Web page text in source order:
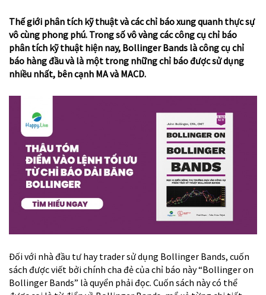
Thế giới phân tích kỹ thuật và các chỉ báo xung quanh thực sự
vô cùng phong phú. Trong số vô vàng các công cụ chỉ báo
phân tích kỹ thuật hiện nay, Bollinger Bands là công cụ chỉ
báo hàng đầu và là một trong những chỉ báo được sử dụng
nhiều nhất, bên cạnh MA và MACD.
Đối với nhà đầu tư hay trader sử dụng Bollinger Bands, cuốn
sách được viết bởi chính cha đẻ của chỉ báo này “Bollinger on
Bollinger Bands” là quyển phải đọc. Cuốn sách này có thể